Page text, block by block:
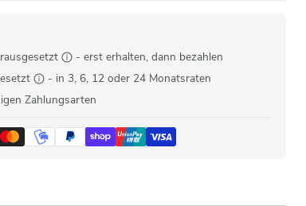
- erst erhalten, dann bezahlen
- in 3, 6, 12 oder 24 Monatsraten
Zahlungsarten